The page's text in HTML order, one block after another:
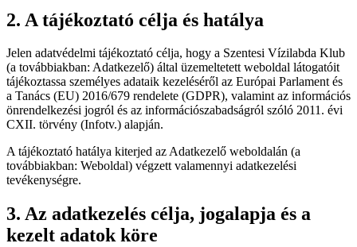
2. A tájékoztató célja és hatálya
Jelen adatvédelmi tájékoztató célja, hogy a Szentesi Vízilabda Klub
(a továbbiakban: Adatkezelő) által üzemeltetett weboldal látogatóit
tájékoztassa személyes adataik kezeléséről az Európai Parlament és
a Tanács (EU) 2016/679 rendelete (GDPR), valamint az információs
önrendelkezési jogról és az információszabadságról szóló 2011. évi
CXII. törvény (Infotv.) alapján.
A tájékoztató hatálya kiterjed az Adatkezelő weboldalán (a
továbbiakban: Weboldal) végzett valamennyi adatkezelési
tevékenységre.
3. Az adatkezelés célja, jogalapja és a
kezelt adatok köre